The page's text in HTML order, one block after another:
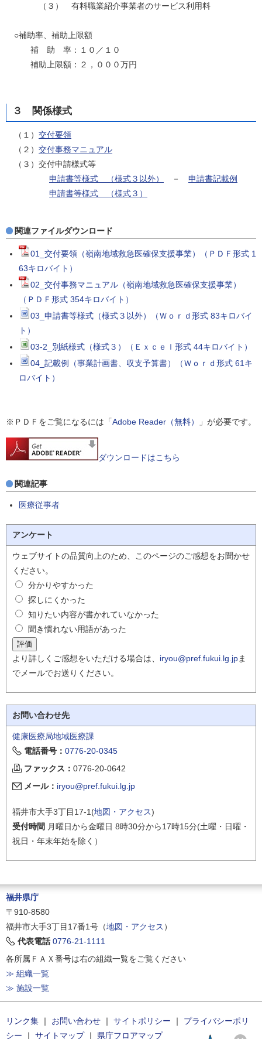
（３） 有料職業紹介事業者のサービス利用料
○補助率、補助上限額
補 助 率：１０／１０
補助上限額：２，０００万円
３ 関係様式
（１） 交付要領
（２） 交付事務マニュアル
（３）交付申請様式等
申請書等様式 （様式３以外）
－ 申請書記載例
申請書等様式 （様式３）
関連ファイルダウンロード
01_交付要領（嶺南地域救急医確保支援事業）（ＰＤＦ形式 1
63キロバイト）
02_交付事務マニュアル（嶺南地域救急医確保支援事業）
（ＰＤＦ形式 354キロバイト）
03_申請書等様式（様式３以外）（Ｗｏｒｄ形式 83キロバイ
ト）
03-2_別紙様式（様式３）（Ｅｘｃｅｌ形式 44キロバイト）
04_記載例（事業計画書、収支予算書）（Ｗｏｒｄ形式 61キ
ロバイト）
※ＰＤＦをご覧になるには「Adobe Reader（無料） 」が必要です。
ダウンロードはこちら
関連記事
医療従事者
アンケート
ウェブサイトの品質向上のため、このページのご感想をお聞かせ
ください。
分かりやすかった
探しにくかった
知りたい内容が書かれていなかった
聞き慣れない用語があった
より詳しくご感想をいただける場合は、 iryou@pref.fukui.lg.jpま
でメールでお送りください。
お問い合わせ先
健康医療局地域医療課
電話番号： 0776-20-0345
ファックス： 0776-20-0642
メール： iryou@pref.fukui.lg.jp
福井市大手3丁目17-1(地図・アクセス)
受付時間 月曜日から金曜日 8時30分から17時15分(土曜・日曜・
祝日・年末年始を除く）
福井県庁
〒910-8580
福井市大手3丁目17番1号（地図・アクセス ）
代表電話 0776-21-1111
各所属ＦＡＸ番号は右の組織一覧をご覧ください
≫ 組織一覧
≫ 施設一覧
リンク集 ｜ お問い合わせ ｜ サイトポリシー ｜
プライバシーポリ
シー ｜ サイトマップ｜ 県庁フロアマップ